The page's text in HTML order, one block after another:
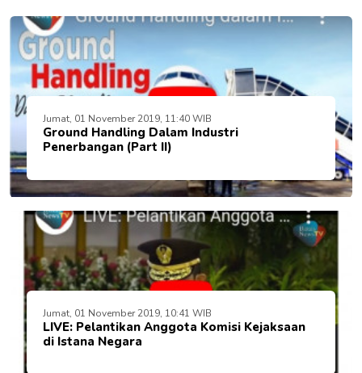
Jumat, 01 November 2019, 11:40 WIB
Ground Handling Dalam Industri
Penerbangan (Part II)
Jumat, 01 November 2019, 10:41 WIB
LIVE: Pelantikan Anggota Komisi Kejaksaan
di Istana Negara